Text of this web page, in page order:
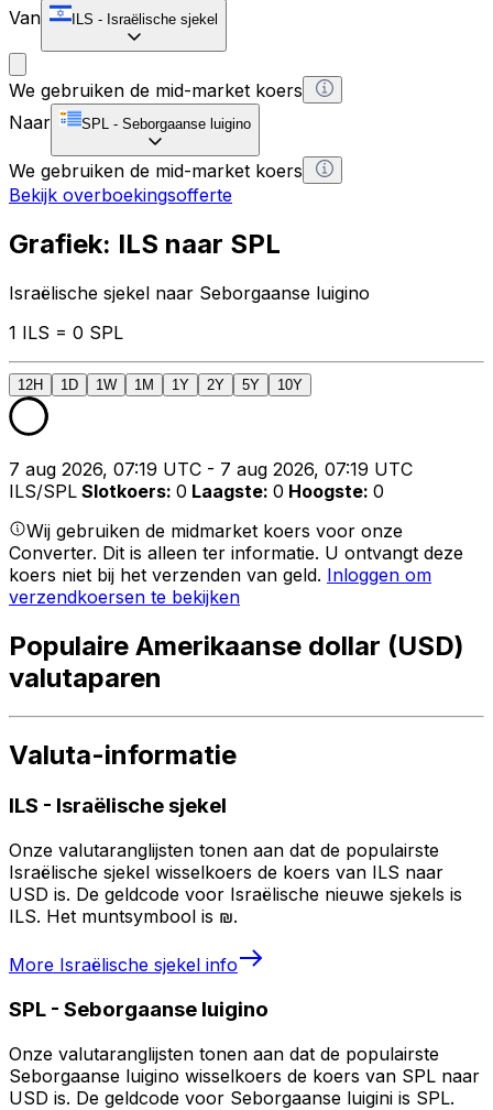
Van
ILS - Israëlische sjekel
We gebruiken de mid-market koers
Naar
SPL - Seborgaanse luigino
We gebruiken de mid-market koers
Bekijk overboekingsofferte
Grafiek: ILS naar SPL
Israëlische sjekel naar Seborgaanse luigino
1 ILS = 0 SPL
12H 1D 1W 1M 1Y 2Y 5Y 10Y
7 aug 2026, 07:19 UTC - 7 aug 2026, 07:19 UTC
ILS/SPL Slotkoers: 0 Laagste: 0 Hoogste: 0
Wij gebruiken de midmarket koers voor onze
Converter. Dit is alleen ter informatie. U ontvangt deze
koers niet bij het verzenden van geld. Inloggen om
verzendkoersen te bekijken
Populaire Amerikaanse dollar (USD)
valutaparen
Valuta-informatie
ILS - Israëlische sjekel
Onze valutaranglijsten tonen aan dat de populairste
Israëlische sjekel wisselkoers de koers van ILS naar
USD is. De geldcode voor Israëlische nieuwe sjekels is
ILS. Het muntsymbool is ₪.
More Israëlische sjekel info
SPL - Seborgaanse luigino
Onze valutaranglijsten tonen aan dat de populairste
Seborgaanse luigino wisselkoers de koers van SPL naar
USD is. De geldcode voor Seborgaanse luigini is SPL.